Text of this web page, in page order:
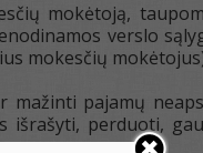
mokėtoją,
verslo
mokesčių
pajamų
išrašyti, perduoti,